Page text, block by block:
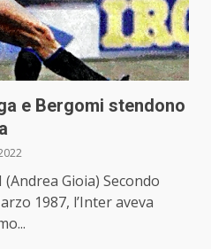
e Bergomi stendono
(Andrea Gioia) Secondo
1987, l’Inter aveva